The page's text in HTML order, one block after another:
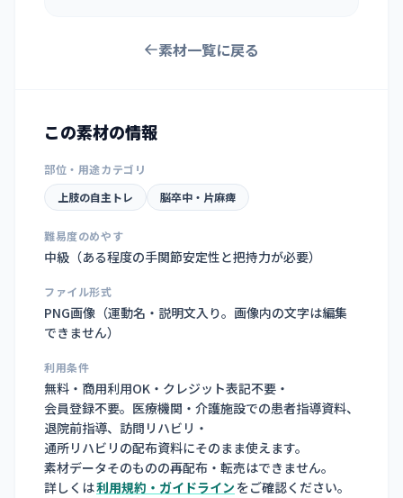
素材一覧に戻る
この素材の情報
部位・用途カテゴリ
上肢の自主トレ
脳卒中・片麻痺
難易度のめやす
中級（ある程度の手関節安定性と把持力が必要）
ファイル形式
PNG画像（運動名・説明文入り。画像内の文字は編集
できません）
利用条件
無料・商用利用OK・クレジット表記不要・
会員登録不要。医療機関・介護施設での患者指導資料、
退院前指導、訪問リハビリ・
通所リハビリの配布資料にそのまま使えます。
素材データそのものの再配布・転売はできません。
詳しくは利用規約・ガイドライン をご確認ください。